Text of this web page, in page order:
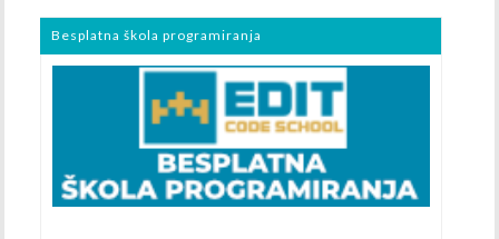
Besplatna škola programiranja